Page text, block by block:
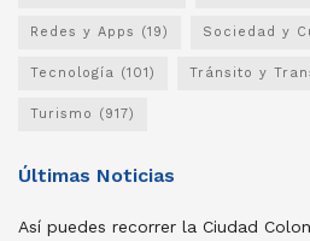
Redes y Apps (19) Sociedad y
Tecnología (101) Tránsito y
Turismo (917)
Últimas Noticias
Así puedes recorrer la Ciudad